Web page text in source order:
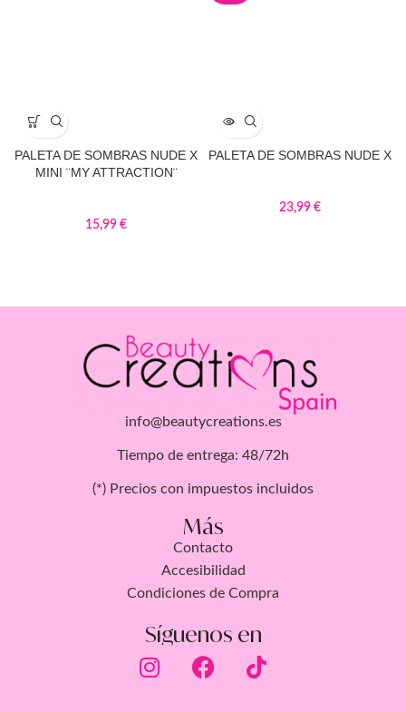
PALETA DE SOMBRAS NUDE X
MINI ¨MY ATTRACTION¨
15,99 €
PALETA DE SOMBRAS NUDE X
23,99 €
info@beautycreations.es
Tiempo de entrega: 48/72h
(*) Precios con impuestos incluidos
Más
Contacto
Accesibilidad
Condiciones de Compra
Síguenos en